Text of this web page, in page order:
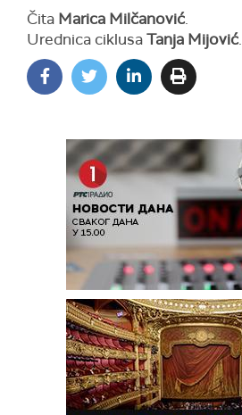
Čita Marica Milčanović.
Urednica ciklusaTanja Mijović.